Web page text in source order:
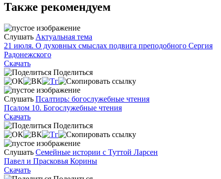
Также рекомендуем
Слушать Актуальная тема
21 июля. О духовных смыслах подвига преподобного Сергия
Радонежского
Скачать
Поделиться
Слушать Псалтирь: богослужебные чтения
Псалом 10. Богослужебные чтения
Скачать
Поделиться
Слушать Семейные истории с Туттой Ларсен
Павел и Прасковья Корины
Скачать